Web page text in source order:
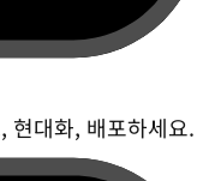
현대화, 배포하세요.